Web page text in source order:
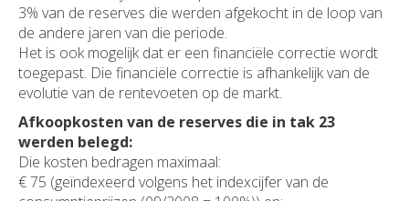
3% van de reserves die werden afgekocht in de loop van
de andere jaren van die periode.
Het is ook mogelijk dat er een financiële correctie wordt
toegepast. Die financiële correctie is afhankelijk van de
evolutie van de rentevoeten op de markt.
Afkoopkosten van de reserves die in tak 23
werden belegd:
Die kosten bedragen maximaal:
€ 75 (geïndexeerd volgens het indexcijfer van de